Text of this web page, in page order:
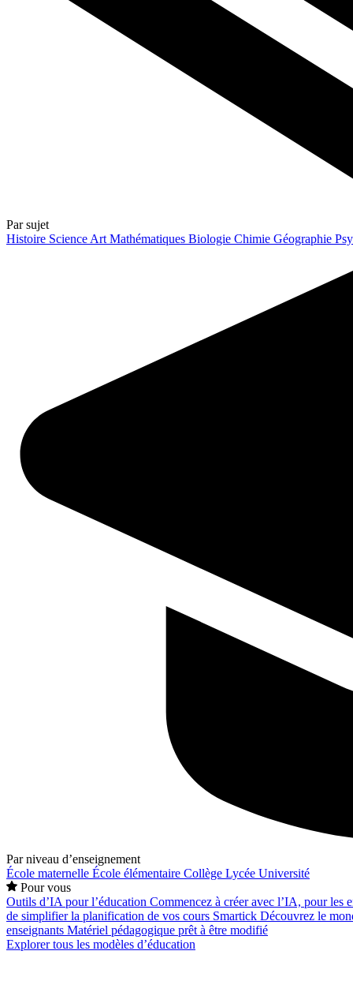
Par sujet
Histoire Science Art Mathématiques Biologie Chimie Géographie
Par niveau d’enseignement
École maternelle École élémentaire Collège Lycée Université
Pour vous
Outils d’IA pour l’éducation Commencez à créer avec l’IA, pour les
de simplifier la planification de vos cours Smartick Découvrez le
enseignants Matériel pédagogique prêt à être modifié
Explorer tous les modèles d’éducation